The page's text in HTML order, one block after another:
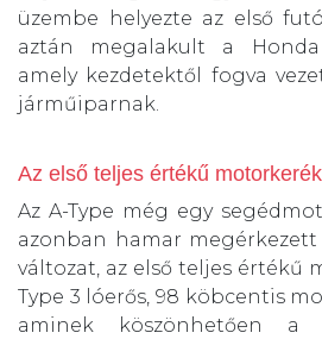
üzembe helyezte az első
aztán megalakult a
amely kezdetektől fogva
járműiparnak.
Az első teljes értékű
Az A-Type még egy
azonban hamar
változat, az első teljes értékű
Type 3 lóerős, 98 köbcentis
aminek köszönhetően a